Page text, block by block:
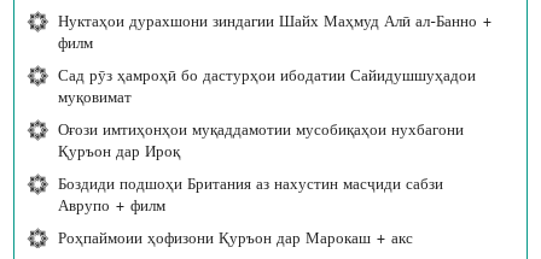
Нуктаҳои дурахшони зиндагии Шайх Маҳмуд Алӣ ал-Банно +
филм
Сад рӯз ҳамроҳӣ бо дастурҳои ибодатии Сайидушшуҳадои
муқовимат
Оғози имтиҳонҳои муқаддамотии мусобиқаҳои нухбагони
Қуръон дар Ироқ
Боздиди подшоҳи Британия аз нахустин масҷиди сабзи
Аврупо + филм
Роҳпаймоии ҳофизони Қуръон дар Марокаш + акс